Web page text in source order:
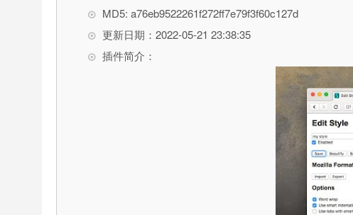
MD5: a76eb9522261f272ff7e79f3f60c127d
更新日期：2022-05-21 23:38:35
插件简介：